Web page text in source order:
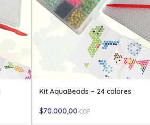
Kit AquaBeads – 24 colores
$70.000,00 COP